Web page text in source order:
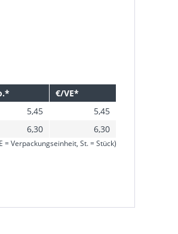
€/VE*
5,45
5,45
6,30 6,30
= Verpackungseinheit, St. = Stück)